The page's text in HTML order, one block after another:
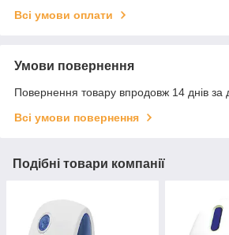
Всі умови оплати
Умови повернення
Повернення товару впродовж 14 днів за
Всі умови повернення
Подібні товари компанії